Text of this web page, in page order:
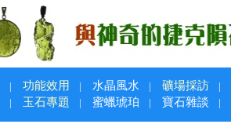
| 功能效用 | 水晶風水 | 礦場採訪 |
| 玉石專題 | 蜜蠟琥珀 | 寶石雜談 |